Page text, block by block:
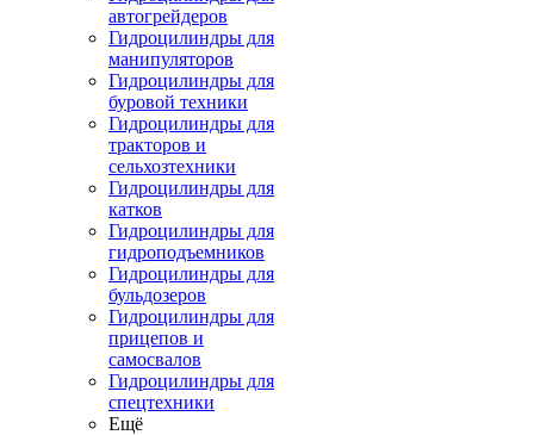
автогрейдеров
Гидроцилиндры для
манипуляторов
Гидроцилиндры для
буровой техники
Гидроцилиндры для
тракторов и
сельхозтехники
Гидроцилиндры для
катков
Гидроцилиндры для
гидроподъемников
Гидроцилиндры для
бульдозеров
Гидроцилиндры для
прицепов и
самосвалов
Гидроцилиндры для
спецтехники
Ещё